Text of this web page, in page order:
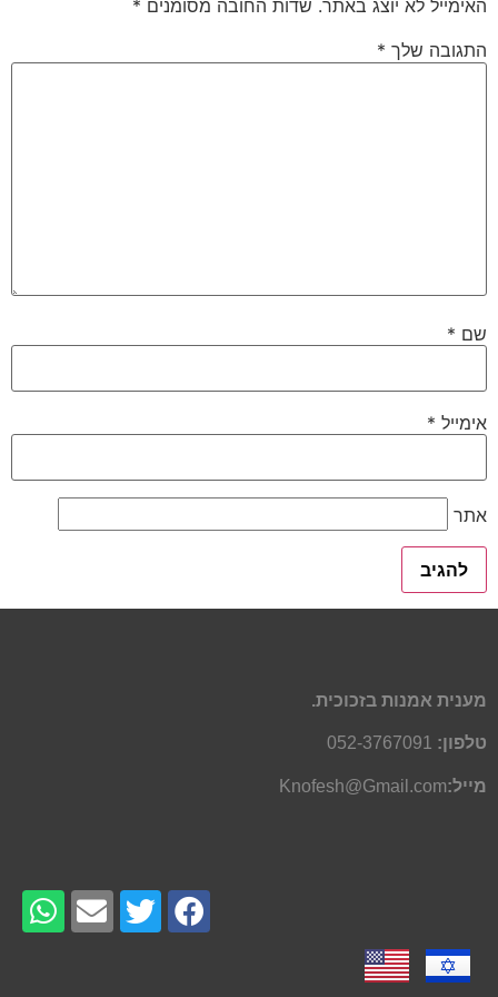
האימייל לא יוצג באתר. שדות החובה מסומנים *
התגובה שלך *
שם *
אימייל *
אתר
מענית אמנות בזכוכית.
טלפון: 052-3767091
מייל:Knofesh@Gmail.com